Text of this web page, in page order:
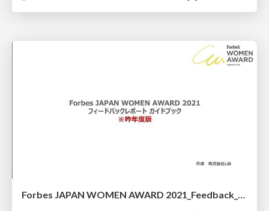
Forbes JAPAN WOMEN AWARD 2021_Feedback_Report_Guide